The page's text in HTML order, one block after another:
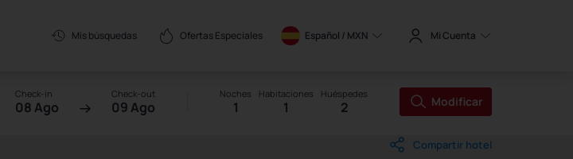
Mis búsquedas Ofertas Especiales Español / MXN Mi Cuenta
Check-in
08 Ago
Check-out
09 Ago
Noches
1
Habitaciones
1
Huéspedes
2 Modificar
Compartir hotel